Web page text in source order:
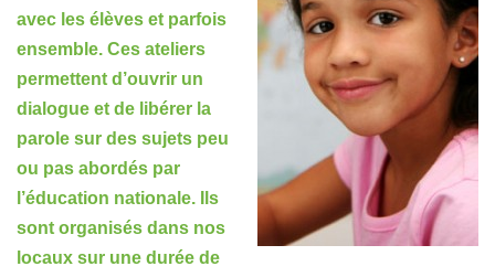
avec les élèves et parfois
ensemble. Ces ateliers
permettent d’ouvrir un
dialogue et de libérer la
parole sur des sujets peu
ou pas abordés par
l’éducation nationale. Ils
sont organisés dans nos
locaux sur une durée de